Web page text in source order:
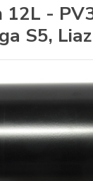
12L -
S5, Liaz